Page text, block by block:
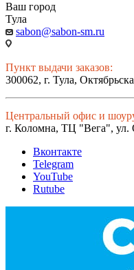
Ваш город
Тула
sabon@sabon-sm.ru
Пункт выдачи заказов:
300062, г. Тула,
Центральный офис и
г. Коломна, ТЦ "Вега", ул.
Вконтакте
Telegram
YouTube
Rutube